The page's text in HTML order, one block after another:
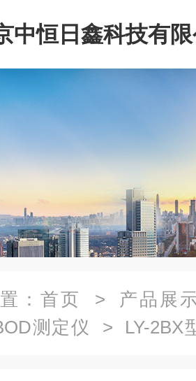
中恒日鑫科技有
： 首页 > 产品展
测定仪 > LY-2BX